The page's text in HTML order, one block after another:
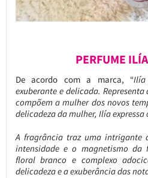
PERFUME
De acordo com a marca, “
exuberante e delicada.
compõem a mulher dos novos
delicadeza da mulher, Ilía expressa
A fragrância traz uma intrigante
intensidade e o magnetismo da
floral branco e complexo
delicadeza e a exuberância das